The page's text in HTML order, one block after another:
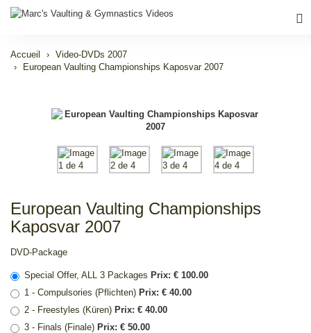
Accueil
Video-DVDs 2007
European Vaulting Championships Kaposvar 2007
European Vaulting Championships
Kaposvar 2007
DVD-Package
Special Offer, ALL 3 Packages Prix: € 100.00
1 - Compulsories (Pflichten) Prix: € 40.00
2 - Freestyles (Küren) Prix: € 40.00
3 - Finals (Finale) Prix: € 50.00